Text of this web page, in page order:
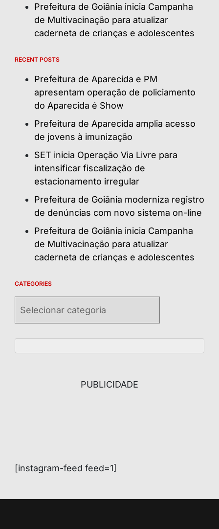
Prefeitura de Goiânia inicia Campanha
de Multivacinação para atualizar
caderneta de crianças e adolescentes
RECENT POSTS
Prefeitura de Aparecida e PM
apresentam operação de policiamento
do Aparecida é Show
Prefeitura de Aparecida amplia acesso
de jovens à imunização
SET inicia Operação Via Livre para
intensificar fiscalização de
estacionamento irregular
Prefeitura de Goiânia moderniza registro
de denúncias com novo sistema on-line
Prefeitura de Goiânia inicia Campanha
de Multivacinação para atualizar
caderneta de crianças e adolescentes
CATEGORIES
PUBLICIDADE
[instagram-feed feed=1]